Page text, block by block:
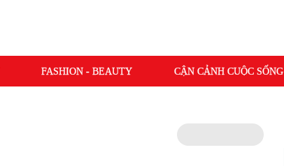
FASHION - BEAUTY CẬN CẢNH CUỘC SỐNG